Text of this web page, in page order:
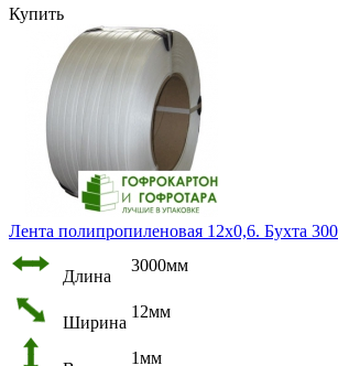
Купить
Лента полипропиленовая 12х0,6. Бухта
Длина
3000мм
Ширина
12мм
1мм